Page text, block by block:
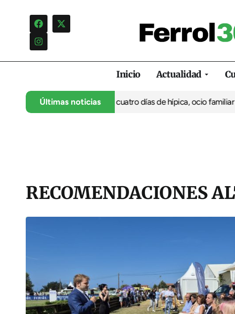
Inicio Actualidad
Últimas noticias
su 35º aniversario con cuatro días de hípica, ocio familiar y
RECOMENDACIONES